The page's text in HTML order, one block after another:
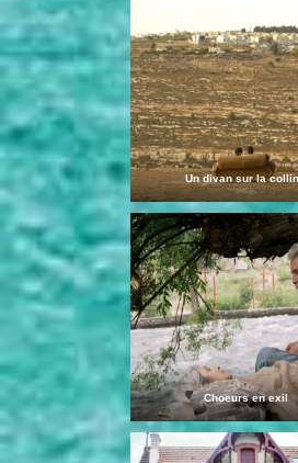
Un divan sur la
Choeurs en exil